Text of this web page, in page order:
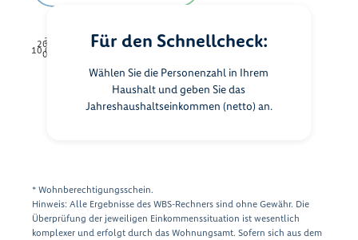
Für den Schnellcheck:
Wählen Sie die Personenzahl in Ihrem
Haushalt und geben Sie das
Jahreshaushaltseinkommen (netto) an.
0 €
10.000 €
20.000 €
30.000 €50.000 €
60.000 €
70.000 €
WBS 100
WBS 140
WBS 180
WBS 220
* Wohnberechtigungsschein.
Hinweis: Alle Ergebnisse des WBS-Rechners sind ohne Gewähr. Die
Überprüfung der jeweiligen Einkommenssituation ist wesentlich
komplexer und erfolgt durch das Wohnungsamt. Sofern sich aus dem